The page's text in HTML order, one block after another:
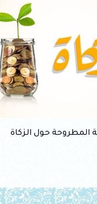
المطروحة حول الزكاة